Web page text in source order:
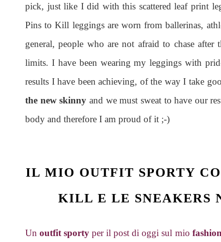
pick, just like I did with this scattered leaf print
Pins to Kill leggings are worn from ballerinas,
general, people who are not afraid to chase
limits. I have been wearing my leggings with
results I have been achieving, of the way I take
the new skinny and we must sweat to have our
body and therefore I am proud of it ;-)
IL MIO OUTFIT SPORTY
KILL E LE SNEAKERS
Unoutfit sporty per il post di oggi sul mio